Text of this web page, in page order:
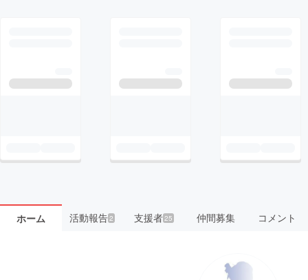
ホーム 活動報告2 支援者 25 仲間募集 コメント